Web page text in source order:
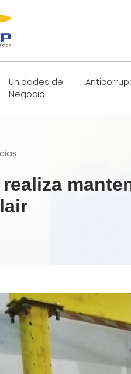
Unidades de
Negocio
realiza